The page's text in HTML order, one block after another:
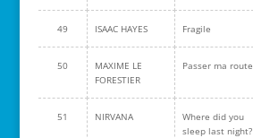
49 ISAAC HAYES Fragile
50
MAXIME LE
FORESTIER
Passer ma route
51 NIRVANA
Where did you
sleep last night?